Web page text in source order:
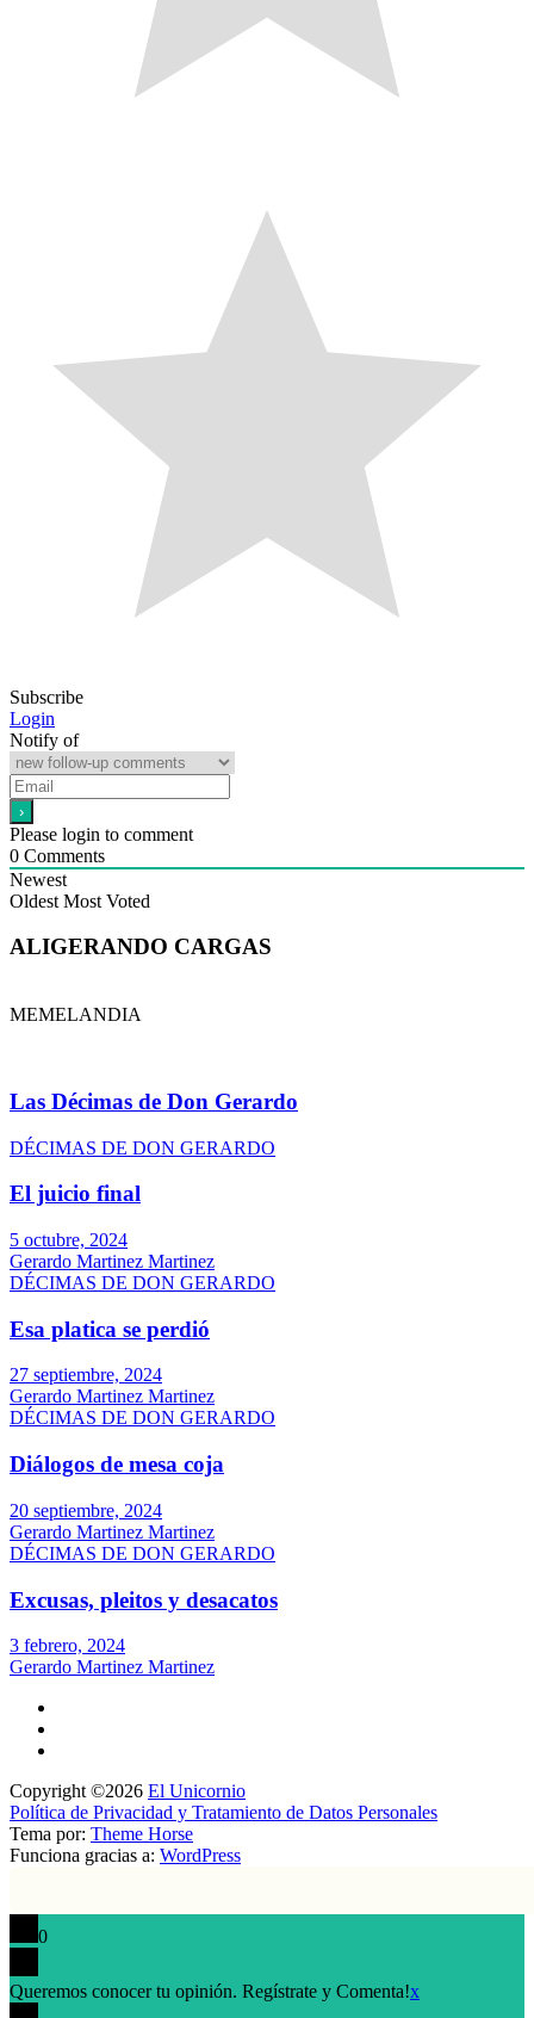
Subscribe
Login
Notify of
Please login to comment
0 Comments
Newest
Oldest Most Voted
ALIGERANDO CARGAS
MEMELANDIA
Las Décimas de Don Gerardo
DÉCIMAS DE DON GERARDO
El juicio final
5 octubre, 2024
Gerardo Martinez Martinez
DÉCIMAS DE DON GERARDO
Esa platica se perdió
27 septiembre, 2024
Gerardo Martinez Martinez
DÉCIMAS DE DON GERARDO
Diálogos de mesa coja
20 septiembre, 2024
Gerardo Martinez Martinez
DÉCIMAS DE DON GERARDO
Excusas, pleitos y desacatos
3 febrero, 2024
Gerardo Martinez Martinez
Copyright ©2026 El Unicornio
Política de Privacidad y Tratamiento de Datos Personales
Tema por: Theme Horse
Funciona gracias a: WordPress
0
Queremos conocer tu opinión. Regístrate y Comenta!x